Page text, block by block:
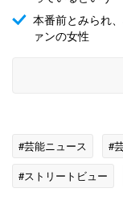
本番前とみられ、
ァンの女性
#芸能ニュース #
#ストリートビュー